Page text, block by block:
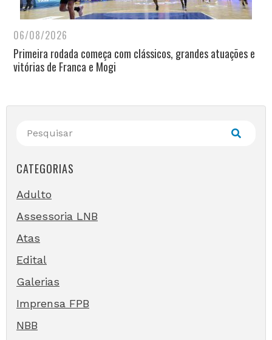
06/08/2026
Primeira rodada começa com clássicos, grandes atuações e
vitórias de Franca e Mogi
CATEGORIAS
Adulto
Assessoria LNB
Atas
Edital
Galerias
Imprensa FPB
NBB